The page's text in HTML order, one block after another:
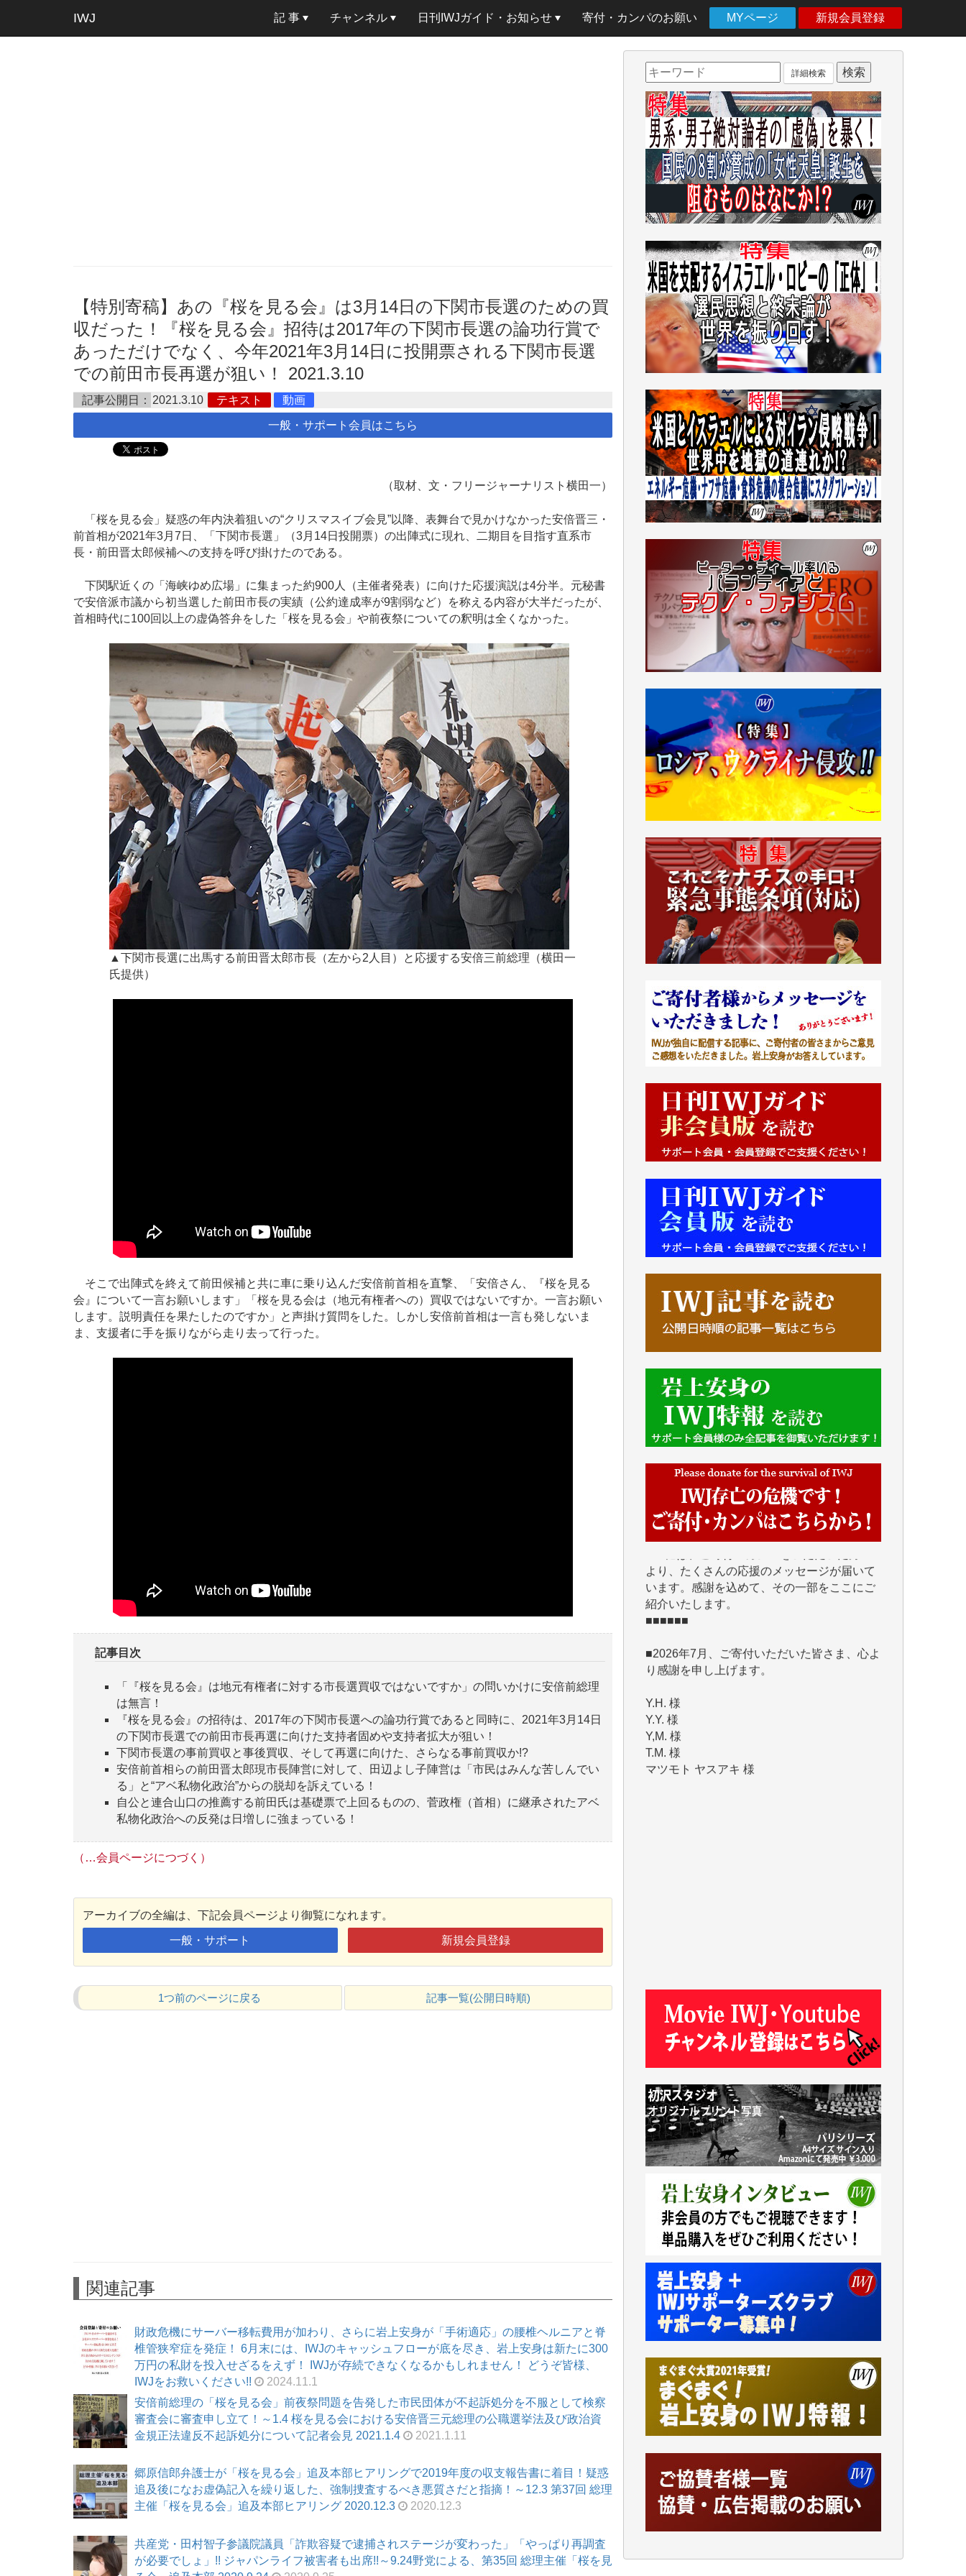
IWJ 記 事 チャンネル 日刊IWJガイド・お知らせ 寄付・カンパのお願い MYページ 新規会員登録
【特別寄稿】あの『桜を見る会』は3月14日の下関市長選のための買
収だった！『桜を見る会』招待は2017年の下関市長選の論功行賞で
あっただけでなく、今年2021年3月14日に投開票される下関市長選
での前田市長再選が狙い！ 2021.3.10
記事公開日： 2021.3.10 テキスト 動画
一般・サポート会員はこちら
（取材、文・フリージャーナリスト横田一）
「桜を見る会」疑惑の年内決着狙いの“クリスマスイブ会見”以降、表舞台で見かけなかった安倍晋三・
前首相が2021年3月7日、「下関市長選」（3月14日投開票）の出陣式に現れ、二期目を目指す直系市
長・前田晋太郎候補への支持を呼び掛けたのである。
下関駅近くの「海峡ゆめ広場」に集まった約900人（主催者発表）に向けた応援演説は4分半。元秘書
で安倍派市議から初当選した前田市長の実績（公約達成率が9割弱など）を称える内容が大半だったが、
首相時代に100回以上の虚偽答弁をした「桜を見る会」や前夜祭についての釈明は全くなかった。
▲下関市長選に出馬する前田晋太郎市長（左から2人目）と応援する安倍三前総理（横田一
氏提供）
そこで出陣式を終えて前田候補と共に車に乗り込んだ安倍前首相を直撃、「安倍さん、『桜を見る
会』について一言お願いします」「桜を見る会は（地元有権者への）買収ではないですか。一言お願い
します。説明責任を果たしたのですか」と声掛け質問をした。しかし安倍前首相は一言も発しないま
ま、支援者に手を振りながら走り去って行った。
記事目次
「『桜を見る会』は地元有権者に対する市長選買収ではないですか」の問いかけに安倍前総理
は無言！
『桜を見る会』の招待は、2017年の下関市長選への論功行賞であると同時に、 2021年3月14日
の下関市長選での前田市長再選に向けた支持者固めや支持者拡大が狙い！
下関市長選の事前買収と事後買収、そして再選に向けた、さらなる事前買収か!?
安倍前首相らの前田晋太郎現市長陣営に対して、田辺よし子陣営は「市民はみんな苦しんでい
る」と“アベ私物化政治”からの脱却を訴えている！
自公と連合山口の推薦する前田氏は基礎票で上回るものの、菅政権（首相）に継承されたアベ
私物化政治への反発は日増しに強まっている！
（…会員ページにつづく）
アーカイブの全編は、下記会員ページより御覧になれます。
一般・サポート 新規会員登録
1つ前のページに戻る 記事一覧(公開日時順)
関連記事
財政危機にサーバー移転費用が加わり、さらに岩上安身が「手術適応」の腰椎ヘルニアと脊
椎管狭窄症を発症！ 6月末には、IWJのキャッシュフローが底を尽き、岩上安身は新たに300
万円の私財を投入せざるをえず！ IWJが存続できなくなるかもしれません！ どうぞ皆様、
IWJをお救いください!!
2024.11.1
安倍前総理の「桜を見る会」前夜祭問題を告発した市民団体が不起訴処分を不服として検察
審査会に審査申し立て！～1.4 桜を見る会における安倍晋三元総理の公職選挙法及び政治資
金規正法違反不起訴処分について記者会見 2021.1.4
2021.1.11
郷原信郎弁護士が「桜を見る会」追及本部ヒアリングで2019年度の収支報告書に着目！疑惑
追及後になお虚偽記入を繰り返した、強制捜査するべき悪質さだと指摘！～12.3 第37回 総理
主催「桜を見る会」追及本部ヒアリング 2020.12.3
2020.12.3
共産党・田村智子参議院議員「詐欺容疑で逮捕されステージが変わった」「やっぱり再調査
が必要でしょ」!! ジャパンライフ被害者も出席!!～9.24野党による、第35回 総理主催「桜を見
詳細検索
IWJには、ご寄付・カンパをいただいた方々
より、たくさんの応援のメッセージが届いて
います。感謝を込めて、その一部をここにご
紹介いたします。
■■■■■■
■2026年7月、ご寄付いただいた皆さま、心よ
り感謝を申し上げます。
Y.H. 様
Y.Y. 様
T.M. 様
マツモト ヤスアキ 様
マシオン 恵美香 様
岩井 祐子 様
吉村 隆子 様
ASAKO TAKAESU 様
マシオン恵美香 様
平野智生 様
山本賢二 様
金 盛起 様
塩川 晃平 様
松本益美 様
井出 隆太 様
及川昭男 様
藤田英之 様
藤岡比左志 様
井出 隆太 様
小池説夫 様
諸般の事情によりIWJ会費払えず今は非会員
です。市民側に立つ講演会にIWJのカメラマ
ンをよく拝見しております。コンテンツが失
われるのはあまりにもったいない。少しでも
お役立てください。（H.O.様）
今日、僅かですがカンパしました。（T.M.
様）
今日、僅かですがカンパしました。IWJの危
機を乗り切るには到底及ばない額ですが病気
の妻を抱えている私にとっては精一杯のカン
パです。
かねてよりIWJが発してきた膨大な取材記事